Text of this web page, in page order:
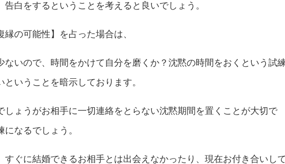
白をするということを考えると良いでしょう。
の可能性】を占った場合は、
ないので、時間をかけて自分を磨くか？沈黙の時間をおくという試
いうことを暗示しております。
しょうがお相手に一切連絡をとらない沈黙期間を置くことが大切で
なるでしょう。
すぐに結婚できるお相手とは出会えなかったり、現在お付き合いし